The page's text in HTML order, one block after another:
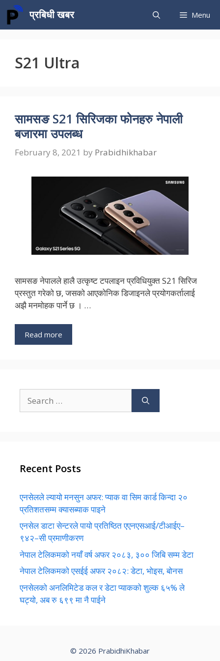
Skip
content
प्रबिधी खबर Menu
S21 Ultra
सामसङ S21 सिरिजका फोनहरु नेपाली
बजारमा उपलब्ध
February 8, 2021 by Prabidhikhabar
सामसङ नेपालले हालै उत्कृष्ट टपलाइन प्रविधियुक्त S21 सिरिज
प्रस्तुत गरेको छ, जसको आएकोनिक डिजाइनले प्रयोगकर्तालाई
अझै मनमोहक पार्ने छ । …
Read more
for:
Recent Posts
एनसेलले ल्यायो मनसुन अफर: प्याक वा सिम कार्ड किन्दा २०
प्रतिशतसम्म क्यासब्याक पाइने
एनसेल डाटा सेन्टरले पायो प्रतिष्ठित एएनएसआई/टीआईए–
९४२–सी प्रमाणीकरण
नेपाल टेलिकमको नयाँ वर्ष अफर २०८३, ३०० जिबि सम्म डेटा
नेपाल टेलिकमको एसईई अफर २०८२: डेटा, भोइस, बोनस
एनसेलको अनलिमिटेड कल र डेटा प्याकको शुल्क ६५% ले
घट्यो, अब रु ६९९ मा नै पाईने
© 2026 PrabidhiKhabar